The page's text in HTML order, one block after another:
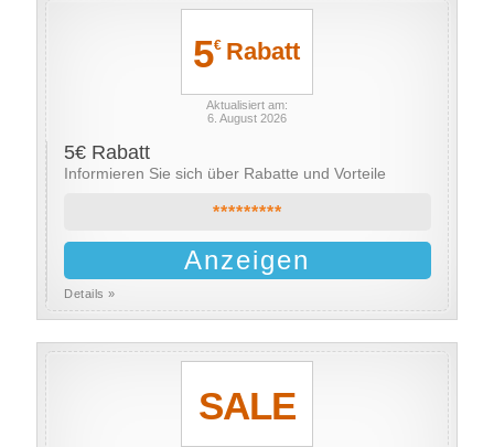
5€Rabatt
Aktualisiert am:
6. August 2026
5€ Rabatt
Informieren Sie sich über Rabatte und Vorteile
*********
Anzeigen
Details »
SALE